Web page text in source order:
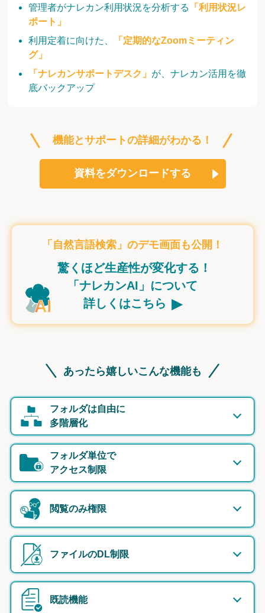
管理者がナレカン利用状況を分析する
「利用状況レ
ポート」
利用定着に向けた、
「定期的なZoomミーティン
グ」
「ナレカンサポートデスク」 が、ナレカン活用を徹
底バックアップ
機能とサポートの詳細がわかる！
資料をダウンロードする
「自然言語検索」のデモ画面も公開！
驚くほど生産性が変化する！
「ナレカンAI」について
詳しくはこちら ▸
あったら嬉しいこんな機能も
フォルダは自由に
多階層化
フォルダ単位で
アクセス制限
閲覧のみ権限
ファイルのDL制限
既読機能